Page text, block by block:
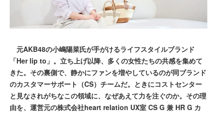
元AKB48の小嶋陽菜氏が手がけるライフスタイルブランド
「Her lip to」。立ち上げ以降、多くの女性たちの共感を集めて
きた。その裏側で、静かにファンを増やしているのが同ブランド
のカスタマーサポート（CS）チームだ。ときにコストセンター
と見なされがちなこの領域に、なぜあえて力を注ぐのか。その理
由を、運営元の株式会社heart relation UX室 CS G 兼 HR G カ